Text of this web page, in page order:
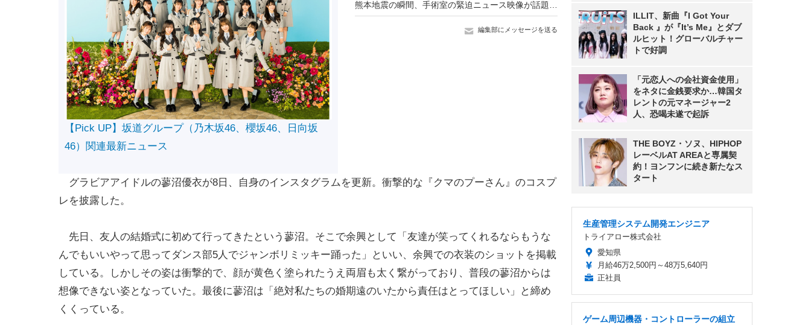
編集部にメッセージを送る
【Pick UP】坂道グループ（乃木坂46、櫻坂46、日向坂
46）関連最新ニュース
グラビアアイドルの蓼沼優衣が8日、自身のインスタグラムを更新。衝撃的な『クマのプーさん』のコスプ
レを披露した。
先日、友人の結婚式に初めて行ってきたという蓼沼。そこで余興として「友達が笑ってくれるならもうな
んでもいいやって思ってダンス部5人でジャンボリミッキー踊った」といい、余興での衣装のショットを掲載
している。しかしその姿は衝撃的で、顔が黄色く塗られたうえ両眉も太く繋がっており、普段の蓼沼からは
想像できない姿となっていた。最後に蓼沼は「絶対私たちの婚期遠のいたから責任はとってほしい」と締め
くくっている。
ILLIT、新曲『I Got Your
Back 』が『It’s Me』とダブ
ルヒット！グローバルチャー
トで好調
「元恋人への会社資金使用」
をネタに金銭要求か…韓国タ
レントの元マネージャー2
人、恐喝未遂で起訴
THE BOYZ・ソヌ、HIPHOP
レーベルAT AREAと専属契
約！ヨンフンに続き新たなス
タート
生産管理システム開発エンジニア
トライアロー株式会社
愛知県
月給46万2,500円～48万5,640円
正社員
ゲーム周辺機器・コントローラーの組立